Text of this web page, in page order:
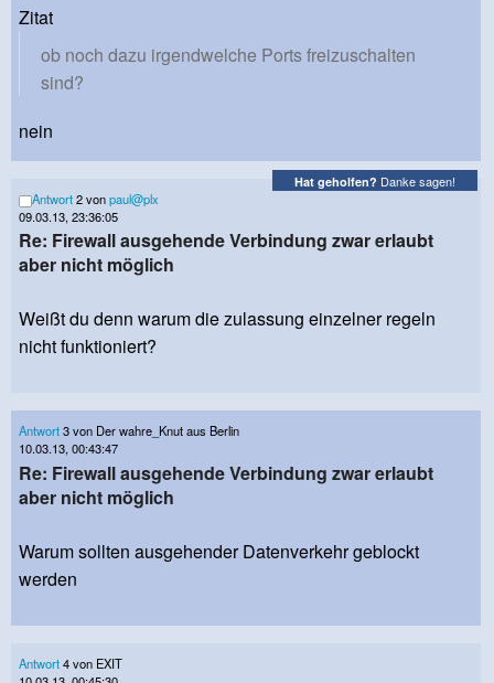
Zitat
ob noch dazu irgendwelche Ports freizuschalten
sind?
nein
Hat geholfen? Danke sagen!
Antwort2 vonpaul@plx
09.03.13, 23:36:05
Re: Firewall ausgehende Verbindung zwar erlaubt
aber nicht möglich
Weißt du denn warum die zulassung einzelner regeln
nicht funktioniert?
Antwort3 von Der wahre_Knut aus Berlin
10.03.13, 00:43:47
Re: Firewall ausgehende Verbindung zwar erlaubt
aber nicht möglich
Warum sollten ausgehender Datenverkehr geblockt
werden
Antwort4 von EXIT